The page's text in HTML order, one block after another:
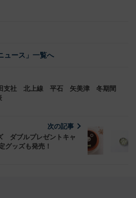
ュース」一覧へ
支社 北上線 平石 矢美津 冬期間
次の記事
ダブルプレゼントキャ
ッズも発売！